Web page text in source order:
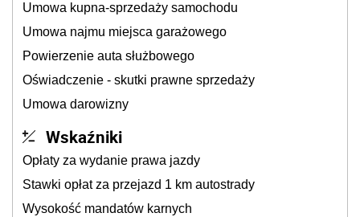
Umowa kupna-sprzedaży samochodu
Umowa najmu miejsca garażowego
Powierzenie auta służbowego
Oświadczenie - skutki prawne sprzedaży
Umowa darowizny
Wskaźniki
Opłaty za wydanie prawa jazdy
Stawki opłat za przejazd 1 km autostrady
Wysokość mandatów karnych